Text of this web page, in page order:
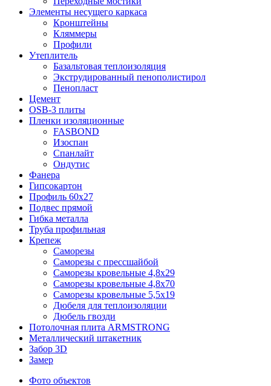
Элементы несущего каркаса
Кронштейны
Кляммеры
Профили
Утеплитель
Базальтовая теплоизоляция
Экструдированный пенополистирол
Пенопласт
Цемент
OSB-3 плиты
Пленки изоляционные
FASBOND
Изоспан
Спанлайт
Ондутис
Фанера
Гипсокартон
Профиль 60х27
Подвес прямой
Гибка металла
Труба профильная
Крепеж
Саморезы
Саморезы с прессшайбой
Саморезы кровельные 4,8х29
Саморезы кровельные 4,8х70
Саморезы кровельные 5,5х19
Дюбеля для теплоизоляции
Дюбель гвозди
Потолочная плита ARMSTRONG
Металлический штакетник
Забор 3D
Замер
Фото объектов